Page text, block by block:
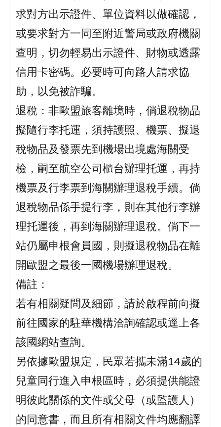
求對方出示證件、單位資料以做確認，
或要求對方一同至附近警局或政府機關
查明，切勿輕易出示證件、財物或透露
信用卡密碼。必要時可向路人請求協
助，以免被詐騙。
退稅：非歐盟旅客離境時，倘退稅物品
擬隨行李托運，須持護照、機票、擬退
稅物品及發票先到機場出境處海關受
檢，嗣至航空公司櫃台辦理托運，再持
機票及行李票到海關辦理退稅手續。倘
退稅物品係手提行李，則在其他行李辦
理托運後，再到海關辦理退稅。倘下一
站仍屬申根會員國，則擬退稅物品在離
開歐盟之最後一國機場辦理退稅。
備註：
若有相關疑問及細節，請於啟程前向擬
前往國家的駐華機構洽詢確認或逕上各
該國網站查詢。
另依據歐盟規定，民眾若攜未滿14歲的
兒童同行進入申根區時，必須提供能證
明彼此關係的文件或父母（或監護人）
的同意書，而且所有相關文件均應翻譯